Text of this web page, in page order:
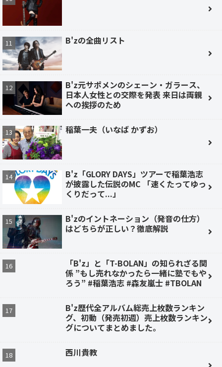
B'zの全曲リスト
B'z元サポメンのシェーン・ガラース、
日本人女性との交際を発表 来日は両親
への挨拶のため
稲葉一夫（いなば かずお）
B'z「GLORY DAYS」ツアーで稲葉浩志
が披露した伝説のMC 「速くたってゆっ
くりだって...」
B'zのイントネーション（発音の仕方）
はどちらが正しい？徹底解説
「B'z」と「T-BOLAN」の知られざる関
係 ”もし売れなかったら一緒に塾でもや
ろう” #稲葉浩志 #森友嵐士 #TBOLAN
B'z歴代全アルバム総売上枚数ランキン
グ、初動（発売初週）売上枚数ランキン
グについてまとめました。
西川貴教